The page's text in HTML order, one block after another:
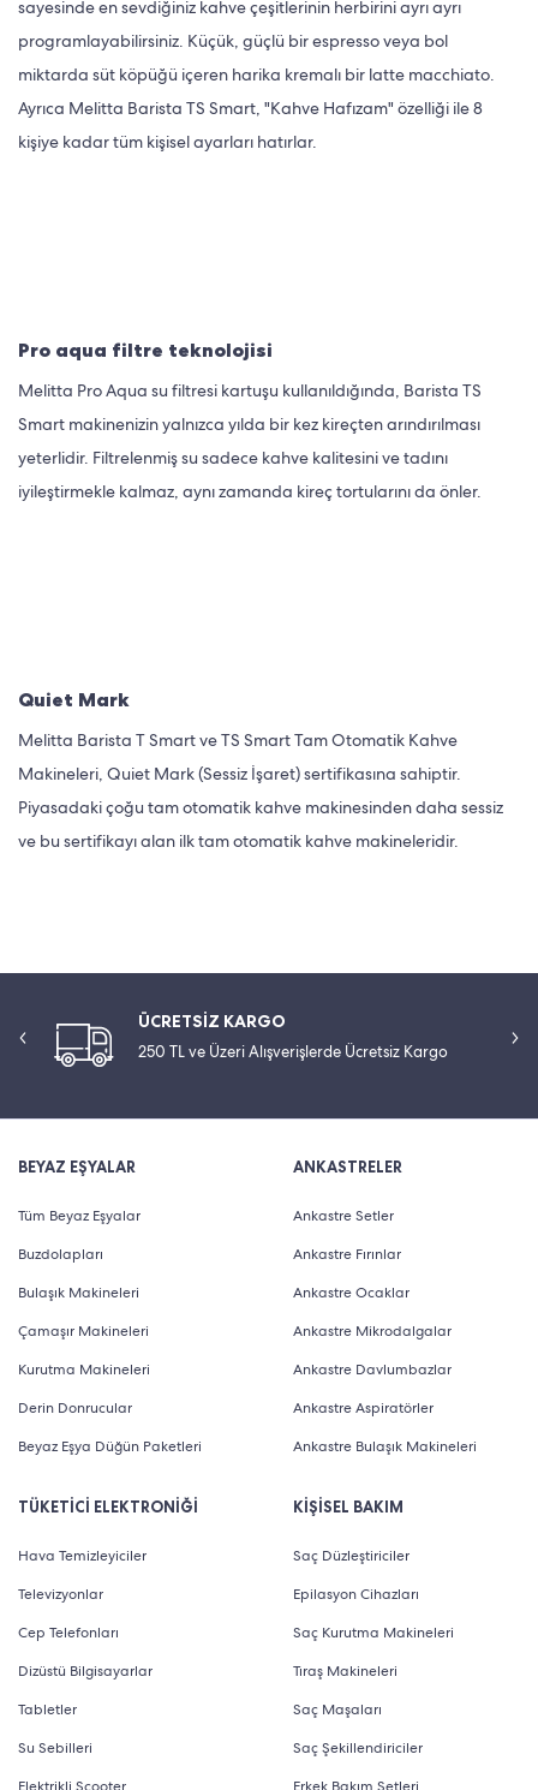
sayesinde en sevdiğiniz kahve çeşitlerinin herbirini ayrı ayrı
programlayabilirsiniz. Küçük, güçlü bir espresso veya bol
miktarda süt köpüğü içeren harika kremalı bir latte macchiato.
Ayrıca Melitta Barista TS Smart, "Kahve Hafızam" özelliği ile 8
kişiye kadar tüm kişisel ayarları hatırlar.
Pro aqua filtre teknolojisi
Melitta Pro Aqua su filtresi kartuşu kullanıldığında, Barista TS
Smart makinenizin yalnızca yılda bir kez kireçten arındırılması
yeterlidir. Filtrelenmiş su sadece kahve kalitesini ve tadını
iyileştirmekle kalmaz, aynı zamanda kireç tortularını da önler.
Quiet Mark
Melitta Barista T Smart ve TS Smart Tam Otomatik Kahve
Makineleri, Quiet Mark (Sessiz İşaret) sertifikasına sahiptir.
Piyasadaki çoğu tam otomatik kahve makinesinden daha sessiz
ve bu sertifikayı alan ilk tam otomatik kahve makineleridir.
ÜCRETSİZ KARGO
250 TL ve Üzeri Alışverişlerde Ücretsiz Kargo
BEYAZ EŞYALAR
Tüm Beyaz Eşyalar
Buzdolapları
Bulaşık Makineleri
Çamaşır Makineleri
Kurutma Makineleri
Derin Donrucular
Beyaz Eşya Düğün Paketleri
TÜKETİCİ ELEKTRONİĞİ
Hava Temizleyiciler
Televizyonlar
Cep Telefonları
Dizüstü Bilgisayarlar
Tabletler
Su Sebilleri
ANKASTRELER
Ankastre Setler
Ankastre Fırınlar
Ankastre Ocaklar
Ankastre Mikrodalgalar
Ankastre Davlumbazlar
Ankastre Aspiratörler
Ankastre Bulaşık Makineleri
KİŞİSEL BAKIM
Saç Düzleştiriciler
Epilasyon Cihazları
Saç Kurutma Makineleri
Tıraş Makineleri
Saç Maşaları
Saç Şekillendiriciler